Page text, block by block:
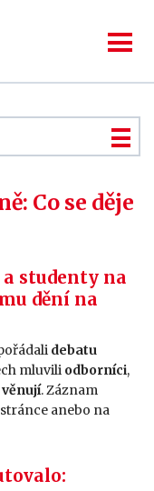
Co se děje
studenty na
dění na
debatu
mluvili odborníci,
věnují. Záznam
anebo na